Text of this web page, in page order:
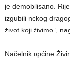
je demobilisano.
izgubili nekog
život koji živimo”,
Načelnik općine